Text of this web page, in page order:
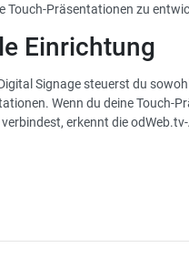
Touch-Präsentationen zu
Einrichtung
Signage steuerst du
Wenn du deine Touch-
erkennt die